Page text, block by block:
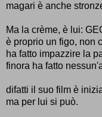
magari è anche
Ma la crème, è lui:
è proprio un figo, non
ha fatto impazzire la
finora ha fatto
difatti il suo film è
ma per lui si può.